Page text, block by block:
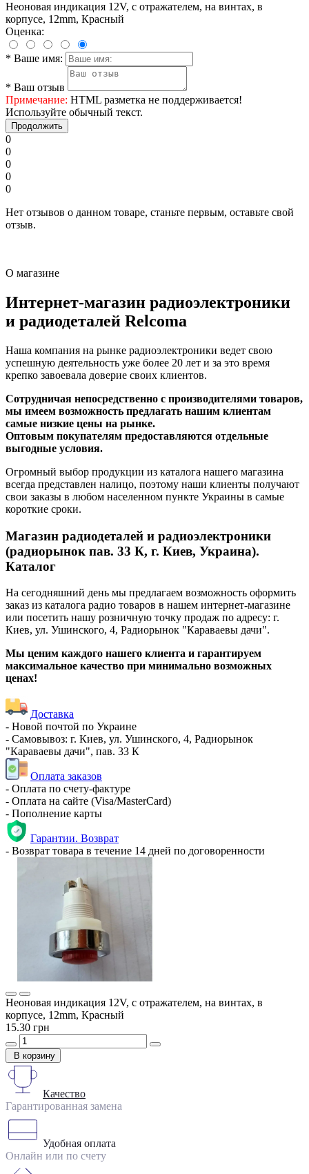
Неоновая индикация 12V, с отражателем, на винтах, в
корпусе, 12mm, Красный
Оценка:
* Ваше имя:
* Ваш отзыв
Примечание: HTML разметка не поддерживается!
Используйте обычный текст.
Продолжить
0
0
0
0
0
Нет отзывов о данном товаре, станьте первым, оставьте свой
отзыв.
О магазине
Интернет-магазин радиоэлектроники
и радиодеталей Relcoma
Наша компания на рынке радиоэлектроники ведет свою
успешную деятельность уже более 20 лет и за это время
крепко завоевала доверие своих клиентов.
Сотрудничая непосредственно с производителями товаров,
мы имеем возможность предлагать нашим клиентам
самые низкие цены на рынке.
Оптовым покупателям предоставляются отдельные
выгодные условия.
Огромный выбор продукции из каталога нашего магазина
всегда представлен налицо, поэтому наши клиенты получают
свои заказы в любом населенном пункте Украины в самые
короткие сроки.
Магазин радиодеталей и радиоэлектроники
(радиорынок пав. 33 К, г. Киев, Украина).
Каталог
На сегодняшний день мы предлагаем возможность оформить
заказ из каталога радио товаров в нашем интернет-магазине
или посетить нашу розничную точку продаж по адресу: г.
Киев, ул. Ушинского, 4, Радиорынок "Караваевы дачи".
Мы ценим каждого нашего клиента и гарантируем
максимальное качество при минимально возможных
ценах!
Доставка
- Новой почтой по Украине
- Самовывоз: г. Киев, ул. Ушинского, 4, Радиорынок
"Караваевы дачи", пав. 33 К
Оплата заказов
- Оплата по счету-фактуре
- Оплата на сайте (Visa/MasterCard)
- Пополнение карты
Гарантии. Возврат
- Возврат товара в течение 14 дней по договоренности
Неоновая индикация 12V, с отражателем, на винтах, в
корпусе, 12mm, Красный
15.30 грн
В корзину
Качество
Гарантированная замена
Удобная оплата
Онлайн или по счету